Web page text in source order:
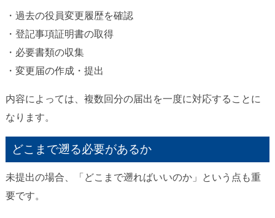
・過去の役員変更履歴を確認
・登記事項証明書の取得
・必要書類の収集
・変更届の作成・提出
内容によっては、複数回分の届出を一度に対応することに
なります。
どこまで遡る必要があるか
未提出の場合、「どこまで遡ればいいのか」という点も重
要です。